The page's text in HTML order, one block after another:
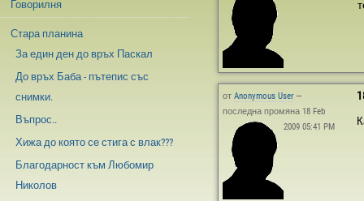
отAnonymous User —
последна промяна 18 Feb
2009 05:41 PM
Говорилня
Стара планина
За един ден до връх Паскал
До връх Баба - пътепис със
снимки.
Въпрос..
Хижа до която се стига с влак???
Благодарност към Любомир
Николов